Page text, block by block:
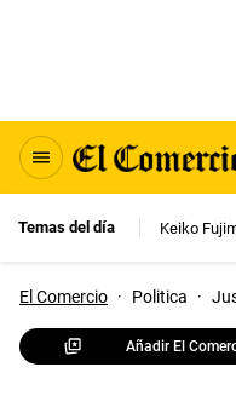
Temas del día Keiko
El Comercio · Politica ·
Añadir El